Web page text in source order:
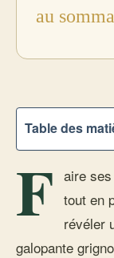
au
Table des
F aire
tout en
révéler
galopante